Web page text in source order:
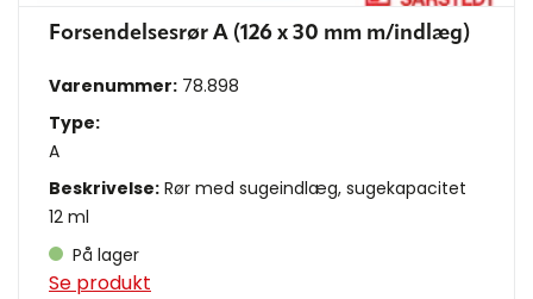
Forsendelsesrør A (126 x 30 mm m/indlæg)
Varenummer: 78.898
Type:
A
Beskrivelse: Rør med sugeindlæg, sugekapacitet
12 ml
På lager
Se produkt